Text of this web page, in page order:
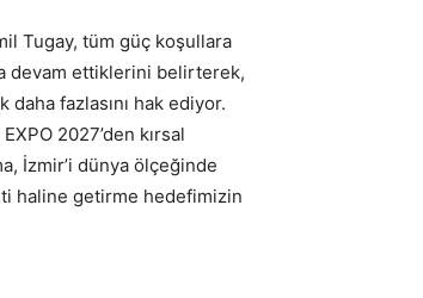
Tugay, tüm güç koşullara
devam ettiklerini belirterek,
daha fazlasını hak ediyor.
2027’den kırsal
İzmir’i dünya ölçeğinde
haline getirme hedefimizin